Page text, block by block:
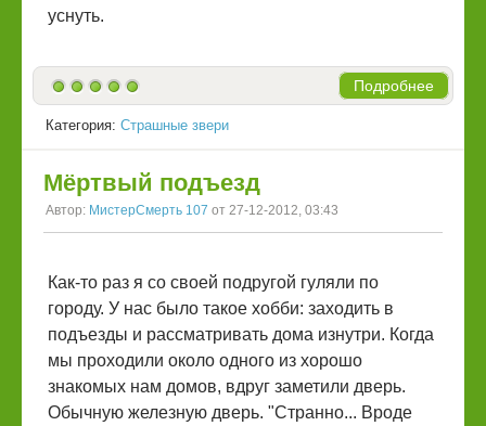
уснуть.
Подробнее
Категория: Страшные звери
Мёртвый подъезд
Автор: МистерСмерть 107 от 27-12-2012, 03:43
Как-то раз я со своей подругой гуляли по
городу. У нас было такое хобби: заходить в
подъезды и рассматривать дома изнутри. Когда
мы проходили около одного из хорошо
знакомых нам домов, вдруг заметили дверь.
Обычную железную дверь. "Странно... Вроде